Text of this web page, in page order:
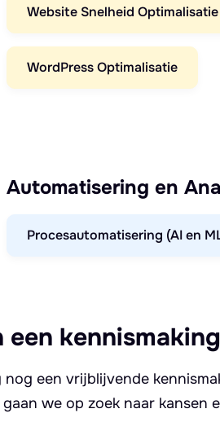
Website Snelheid Optimalisatie
WordPress Optimalisatie
Automatisering en
Procesautomatisering (AI en
een vrijblijvende
we op zoek naar kansen